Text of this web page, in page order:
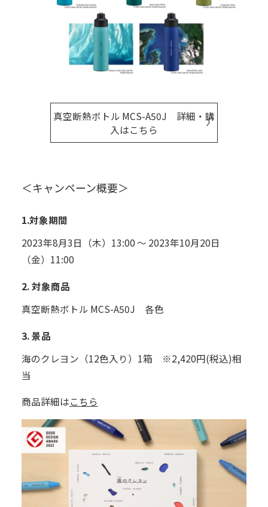
真空断熱ボトル MCS-A50J 詳細・購
入はこちら
＜キャンペーン概要＞
1.対象期間
2023年8月3日（木）13:00 ～ 2023年10月20日
（金）11:00
2. 対象商品
真空断熱ボトル MCS-A50J 各色
3. 景品
海のクレヨン（12色入り）1箱 ※2,420円(税込)相
当
商品詳細はこちら